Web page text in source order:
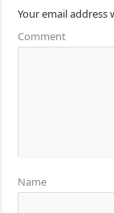
Your email address
Comment
Name